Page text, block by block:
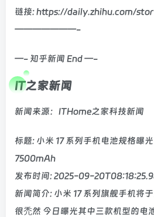
链接: https://daily.zhihu.com/
———————-
—- 知乎新闻 End —-
IT之家新闻
新闻来源：ITHome之家科技新闻
标题: 小米 17 系列手机电池规格
7500mAh
发布时间: 2025-09-
新闻简介: 小米 17 系列旗舰手机将
很禿然 今日曝光其中三款机型的电